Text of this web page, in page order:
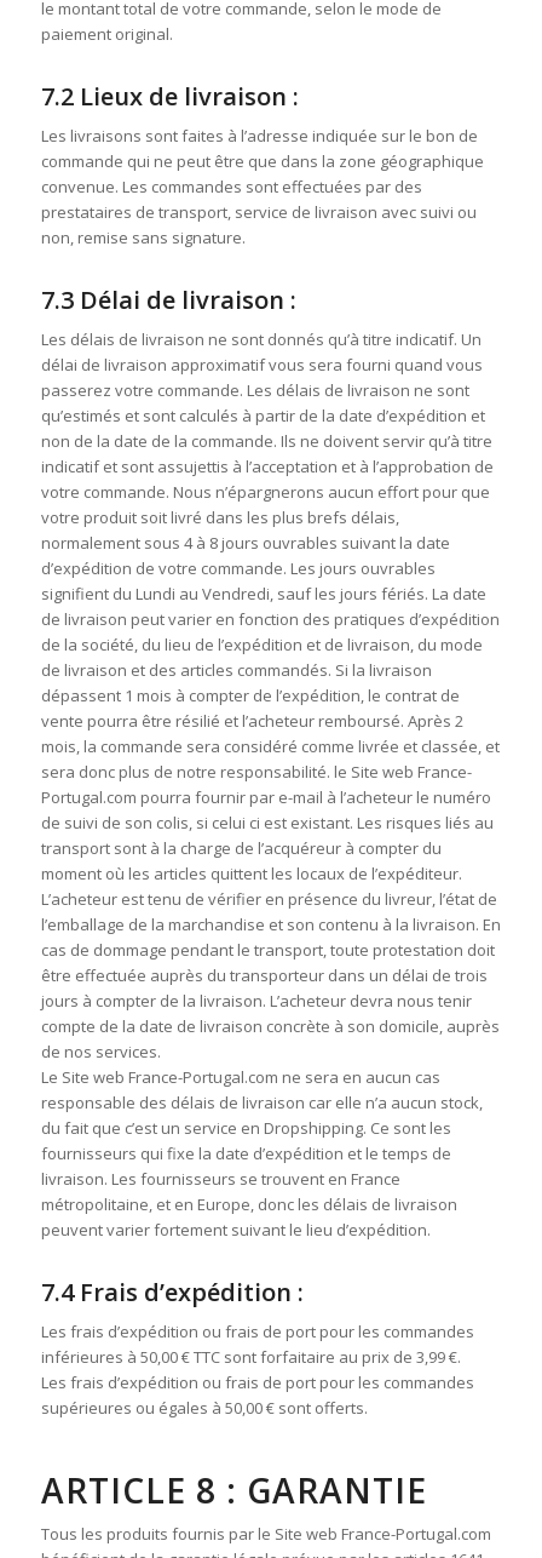
le montant total de votre commande, selon le mode de
paiement original.
7.2 Lieux de livraison :
Les livraisons sont faites à l’adresse indiquée sur le bon de
commande qui ne peut être que dans la zone géographique
convenue. Les commandes sont effectuées par des
prestataires de transport, service de livraison avec suivi ou
non, remise sans signature.
7.3 Délai de livraison :
Les délais de livraison ne sont donnés qu’à titre indicatif. Un
délai de livraison approximatif vous sera fourni quand vous
passerez votre commande. Les délais de livraison ne sont
qu’estimés et sont calculés à partir de la date d’expédition et
non de la date de la commande. Ils ne doivent servir qu’à titre
indicatif et sont assujettis à l’acceptation et à l’approbation de
votre commande. Nous n’épargnerons aucun effort pour que
votre produit soit livré dans les plus brefs délais,
normalement sous 4 à 8 jours ouvrables suivant la date
d’expédition de votre commande. Les jours ouvrables
signifient du Lundi au Vendredi, sauf les jours fériés. La date
de livraison peut varier en fonction des pratiques d’expédition
de la société, du lieu de l’expédition et de livraison, du mode
de livraison et des articles commandés. Si la livraison
dépassent 1 mois à compter de l’expédition, le contrat de
vente pourra être résilié et l’acheteur remboursé. Après 2
mois, la commande sera considéré comme livrée et classée, et
sera donc plus de notre responsabilité. le Site web France-
Portugal.com pourra fournir par e-mail à l’acheteur le numéro
de suivi de son colis, si celui ci est existant. Les risques liés au
transport sont à la charge de l’acquéreur à compter du
moment où les articles quittent les locaux de l’expéditeur.
L’acheteur est tenu de vérifier en présence du livreur, l’état de
l’emballage de la marchandise et son contenu à la livraison. En
cas de dommage pendant le transport, toute protestation doit
être effectuée auprès du transporteur dans un délai de trois
jours à compter de la livraison. L’acheteur devra nous tenir
compte de la date de livraison concrète à son domicile, auprès
de nos services.
Le Site web France-Portugal.com ne sera en aucun cas
responsable des délais de livraison car elle n’a aucun stock,
du fait que c’est un service en Dropshipping. Ce sont les
fournisseurs qui fixe la date d’expédition et le temps de
livraison. Les fournisseurs se trouvent en France
métropolitaine, et en Europe, donc les délais de livraison
peuvent varier fortement suivant le lieu d’expédition.
7.4 Frais d’expédition :
Les frais d’expédition ou frais de port pour les commandes
inférieures à 50,00 € TTC sont forfaitaire au prix de 3,99 €.
Les frais d’expédition ou frais de port pour les commandes
supérieures ou égales à 50,00 € sont offerts.
ARTICLE 8 : GARANTIE
Tous les produits fournis par le Site web France-Portugal.com